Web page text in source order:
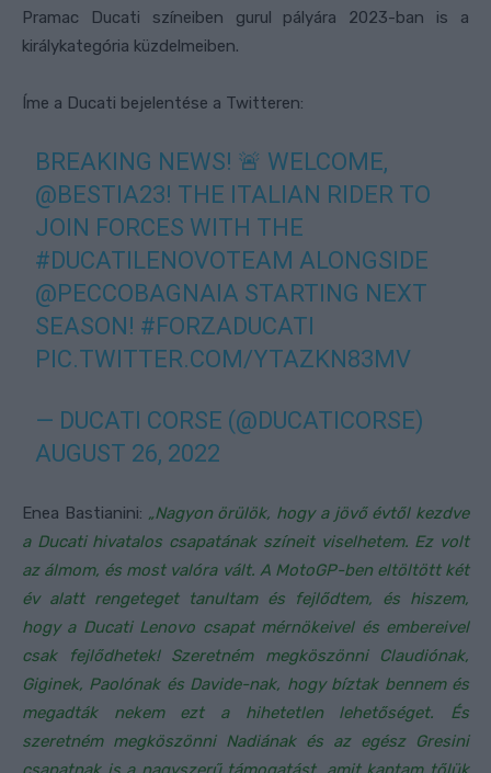
Pramac Ducati színeiben gurul pályára 2023-ban is a
királykategória küzdelmeiben.
Íme a Ducati bejelentése a Twitteren:
BREAKING NEWS! 🚨 WELCOME,
@BESTIA23! THE ITALIAN RIDER TO
JOIN FORCES WITH THE
#DUCATILENOVOTEAM ALONGSIDE
@PECCOBAGNAIA STARTING NEXT
SEASON! #FORZADUCATI
PIC.TWITTER.COM/YTAZKN83MV
— DUCATI CORSE (@DUCATICORSE)
AUGUST 26, 2022
Enea Bastianini: „Nagyon örülök, hogy a jövő évtől kezdve
a Ducati hivatalos csapatának színeit viselhetem. Ez volt
az álmom, és most valóra vált. A MotoGP-ben eltöltött két
év alatt rengeteget tanultam és fejlődtem, és hiszem,
hogy a Ducati Lenovo csapat mérnökeivel és embereivel
csak fejlődhetek! Szeretném megköszönni Claudiónak,
Giginek, Paolónak és Davide-nak, hogy bíztak bennem és
megadták nekem ezt a hihetetlen lehetőséget. És
szeretném megköszönni Nadiának és az egész Gresini